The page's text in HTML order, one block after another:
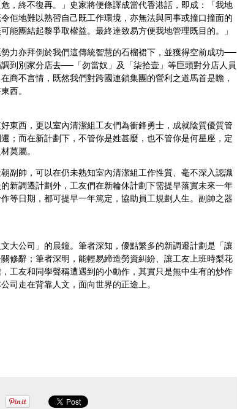
，終不復再。」史家將便條譯成當代香港話，即成：「我地
佢地難以熟習自己既工作環境，亦無法與同事或撞口撞面的
能團結起黎爭取權益。最終達致易方便我地管理既目的。」
力亦拜倒於我們這傳統智慧的石榴裙下，並獲得空前成功──
到別家分店去──「勿當奴」及「柒拾壹」等巨頭對分店人員
商不言情，既然我們對跨國連鎖集團的營利之道馬首是瞻，
西。
東西，更以室內清潔組工友們為衝鋒勇士，成就陰質優質管
；而在新計劃下，不管你是姓甚麼，也不管你是何星座，定
莫屬。
副帥，可以在仍未熟知室內清潔組工作性質、毫不深入認識
新調遷計劃外，工友們在新輪休計劃下需提早落實未來一年
等日期，都可提早一年篤定，協助員工規劃人生。副帥之器
大公司」的晨鐘。筆者深知，優點繁多的新調遷計劃是「讓
修辭；筆者深明，能輕易締造勞資糾紛、讓工友上班時梨花
工友和同學聲稱遭遇到的小動作，其實只是無中生有的炒作
司走在背靠人文，面向世界的正途上。